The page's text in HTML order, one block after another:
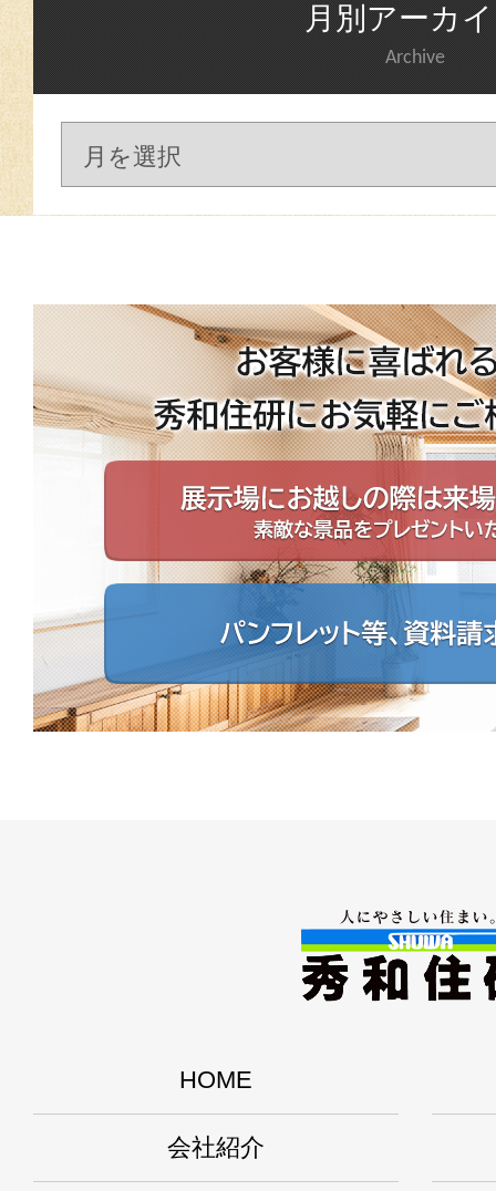
月別アーカ
Archive
HOME
会社紹介